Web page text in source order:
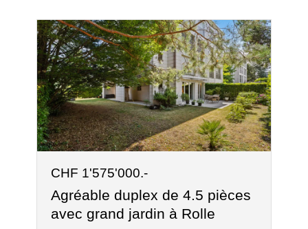
CHF 1'575'000.-
Agréable duplex de 4.5 pièces
avec grand jardin à Rolle